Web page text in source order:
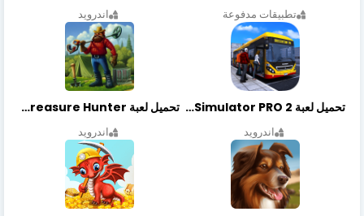
تطبيقات مدفوعة اندرويد
تحميل لعبة Bus Simulator PRO 2 مهكرة أخر إصدار
اندرويد
تحميل لعبة Treasure Hunter مهكرة أخر إصدار
اندرويد